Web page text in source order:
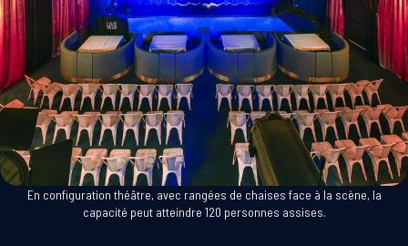
En configuration théâtre, avec rangées de chaises face à la scène, la
capacité peut atteindre 120 personnes assises.